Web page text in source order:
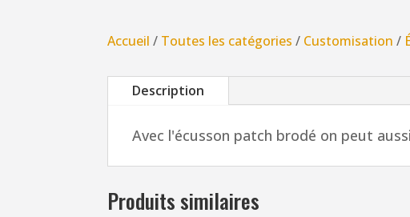
Accueil / Toutes les catégories / Customisation /
Description
Avec l'écusson patch brodé on peut
Produits similaires